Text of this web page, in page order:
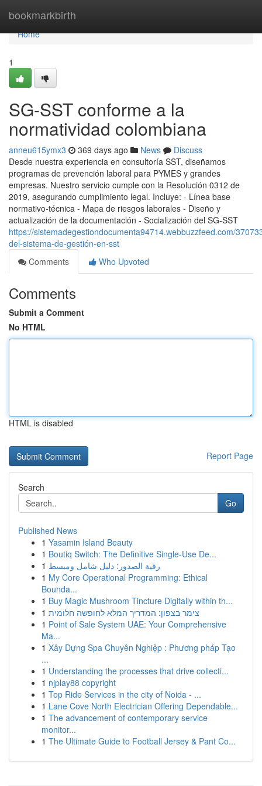
bookmarkbirth
Home
Home
1
SG-SST conforme a la
normatividad colombiana
anneu615ymx3 369 days ago News
Discuss
Desde nuestra experiencia en consultoría SST, diseñamos
programas de prevención laboral para PYMES y grandes
empresas. Nuestro servicio cumple con la Resolución 0312 de
2019, asegurando cumplimiento legal. Incluye: - Línea base
normativo-técnica - Mapa de riesgos laborales - Diseño y
actualización de la documentación - Socialización del SG-SST
https://sistemadegestiondocumenta94714.webbuzzfeed.com/
del-sistema-de-gestión-en-sst
Comments
Who Upvoted
Comments
Submit a Comment
No HTML
HTML is disabled
Report Page
Search
Go
Published News
1 Yasamin Island Beauty
1 Boutiq Switch: The Definitive Single-Use De...
1 رقية الصدور: دليل شامل ومبسط
1 My Core Operational Programming: Ethical
Bounda...
1 Buy Magic Mushroom Tincture Digitally within th...
1 צימר בצפון: המדריך המלא לחופשה חלומית
1 Point of Sale System UAE: Your Comprehensive
Ma...
1 Xây Dựng Spa Chuyên Nghiệp : Phương pháp Tạo
...
1 Understanding the processes that drive collecti...
1 njplay88 copyright
1 Top Ride Services in the city of Noida - ...
1 Lane Cove North Electrician Offering Dependable...
1 The advancement of contemporary service
monitor...
1 The Ultimate Guide to Football Jersey & Pant Co...